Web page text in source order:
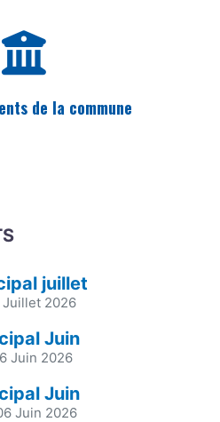
de la commune
juillet
Juillet 2026
Juin
Juin 2026
Juin
Juin 2026